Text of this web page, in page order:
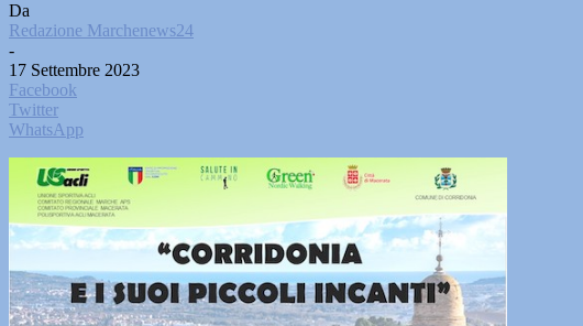
Da
Redazione Marchenews24
-
17 Settembre 2023
Facebook
Twitter
WhatsApp